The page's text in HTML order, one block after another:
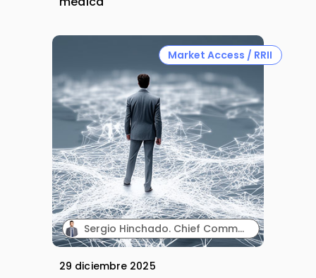
Market Access / RRII
Sergio Hinchado. Chief Commercial Officer. AdQualis.
29 diciembre 2025